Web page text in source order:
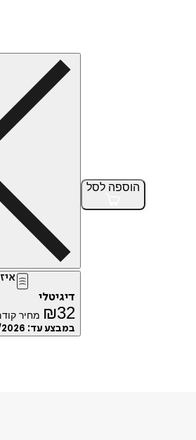
הוספה לסל
דיגיטלי
₪32 מחיר
במבצע עד: